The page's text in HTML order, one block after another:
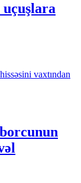
uçuşlara